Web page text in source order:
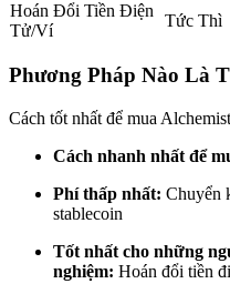
Trở thành Nhà giao dịch
Hoán Đổi Tiền Điện
Tử/Ví
Tức Thì
Phương Pháp Nào Là
Cách tốt nhất để mua
Cách nhanh nhất để
Phí thấp nhất: Chuyển
stablecoin
Tốt nhất cho những
nghiệm: Hoán đổi tiền